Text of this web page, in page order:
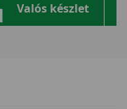
Valós készlet